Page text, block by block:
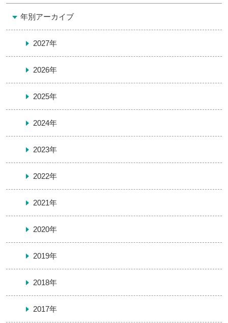
年別アーカイブ
2027年
2026年
2025年
2024年
2023年
2022年
2021年
2020年
2019年
2018年
2017年